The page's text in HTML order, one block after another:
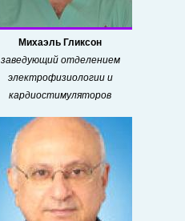
Михаэль Гликсон
заведующий отделением
электрофизиологии и
кардиостимуляторов